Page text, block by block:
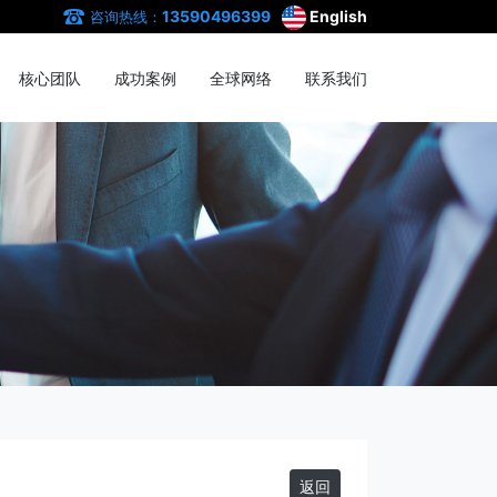
咨询热线： 13590496399 English
核心团队 成功案例 全球网络 联系我们
返回